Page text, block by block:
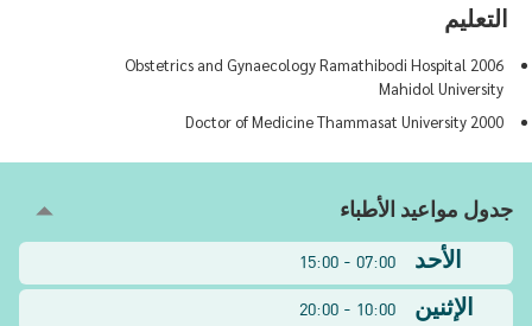
التعليم
2006 Obstetrics and Gynaecology Ramathibodi Hospital
Mahidol University
2000 Doctor of Medicine Thammasat University
جدول مواعيد الأطباء
الأحد
07:00 - 15:00
الإثنين
10:00 - 20:00